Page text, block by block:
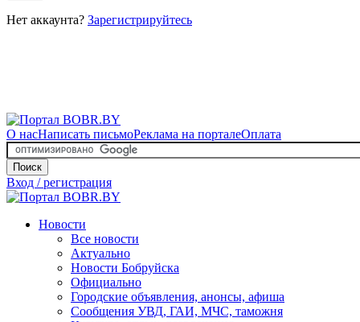
Нет аккаунта? Зарегистрируйтесь
О насНаписать письмоРеклама на порталеОплата
Поиск
Вход / регистрация
Новости
Все новости
Актуально
Новости Бобруйска
Официально
Городские объявления, анонсы, афиша
Сообщения УВД, ГАИ, МЧС, таможня